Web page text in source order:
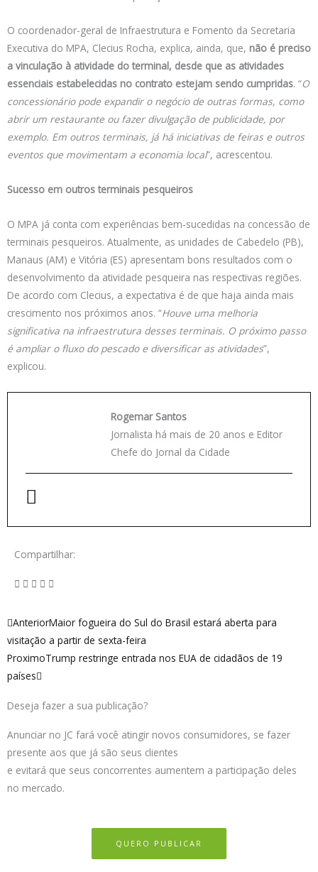
O coordenador-geral de Infraestrutura e Fomento da Secretaria
Executiva do MPA, Clecius Rocha, explica, ainda, que, não é preciso
a vinculação à atividade do terminal, desde que as atividades
essenciais estabelecidas no contrato estejam sendo cumpridas. “O
concessionário pode expandir o negócio de outras formas, como
abrir um restaurante ou fazer divulgação de publicidade, por
exemplo. Em outros terminais, já há iniciativas de feiras e outros
eventos que movimentam a economia local”, acrescentou.
Sucesso em outros terminais pesqueiros
O MPA já conta com experiências bem-sucedidas na concessão de
terminais pesqueiros. Atualmente, as unidades de Cabedelo (PB),
Manaus (AM) e Vitória (ES) apresentam bons resultados com o
desenvolvimento da atividade pesqueira nas respectivas regiões.
De acordo com Clecius, a expectativa é de que haja ainda mais
crescimento nos próximos anos. “Houve uma melhoria
significativa na infraestrutura desses terminais. O próximo passo
é ampliar o fluxo do pescado e diversificar as atividades”,
explicou.
Rogemar Santos
Jornalista há mais de 20 anos e Editor
Chefe do Jornal da Cidade
Compartilhar:
Anterior
AnteriorMaior fogueira do Sul do Brasil estará aberta para
visitação a partir de sexta-feira
ProximoTrump restringe entrada nos EUA de cidadãos de 19
países
Próximo
Deseja fazer a sua publicação?
Anunciar no JC fará você atingir novos consumidores, se fazer
presente aos que já são seus clientes
e evitará que seus concorrentes aumentem a participação deles
no mercado.
QUERO PUBLICAR